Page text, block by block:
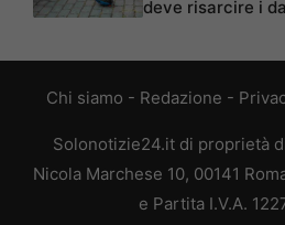
deve risarcire i
Chi siamo - Redazione -
Solonotizie24.it di proprietà
Nicola Marchese 10, 00141
e Partita I.V.A.